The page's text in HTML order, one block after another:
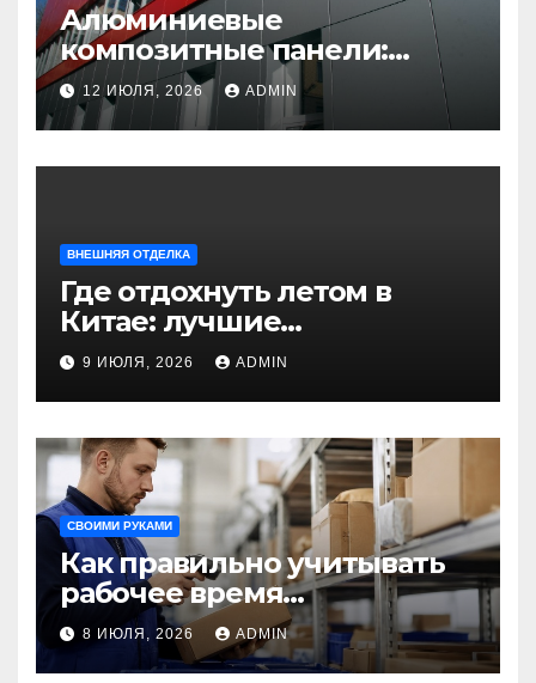
Алюминиевые
композитные панели:
универсальное решение
для современного
строительства и дизайна
12 ИЮЛЯ, 2026 ADMIN
ВНЕШНЯЯ ОТДЕЛКА
Где отдохнуть летом в
Китае: лучшие
направления для
незабываемого
путешествия
9 ИЮЛЯ, 2026 ADMIN
СВОИМИ РУКАМИ
Как правильно учитывать
рабочее время
сотрудников: советы для
бизнеса
8 ИЮЛЯ, 2026 ADMIN